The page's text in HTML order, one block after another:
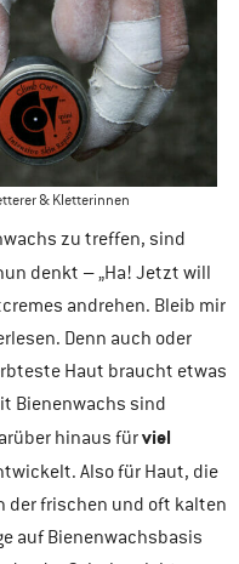
& Kletterinnen
zu treffen, sind
denkt – „Ha! Jetzt will
andrehen. Bleib mir
Denn auch oder
Haut braucht etwas
Bienenwachs sind
hinaus fürviel
Also für Haut, die
der frischen und oft kalten
auf Bienenwachsbasis